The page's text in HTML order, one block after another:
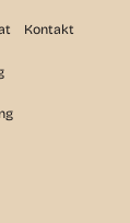
Kontakt